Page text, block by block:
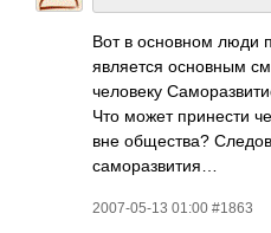
Вот в осно­вном люди
явля­ется осно­вным
чело­веку
Что может прин­ести
вне обще­ства?
само­разв­ития…
2007-05-13 01:00 #1863